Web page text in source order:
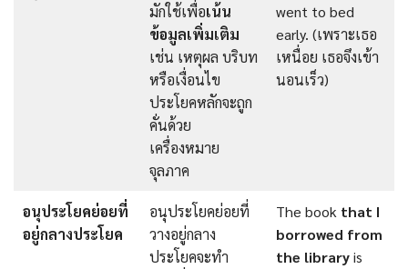
มักใช้เพื่อเน้น
ข้อมูลเพิ่มเติม
เช่น เหตุผล บริบท
หรือเงื่อนไข
ประโยคหลักจะถูก
คั่นด้วย
เครื่องหมาย
จุลภาค
went to bed
early. (เพราะเธอ
เหนื่อย เธอจึงเข้า
นอนเร็ว)
อนุประโยคย่อยที่
อยู่กลางประโยค
อนุประโยคย่อยที่
วางอยู่กลาง
ประโยคจะทำ
The book that I
borrowed from
the libraryis